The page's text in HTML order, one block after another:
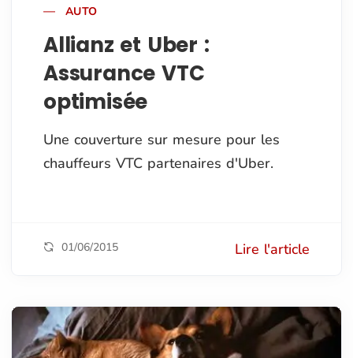
AUTO
Allianz et Uber :
Assurance VTC
optimisée
Une couverture sur mesure pour les
chauffeurs VTC partenaires d'Uber.
01/06/2015 Lire l'article